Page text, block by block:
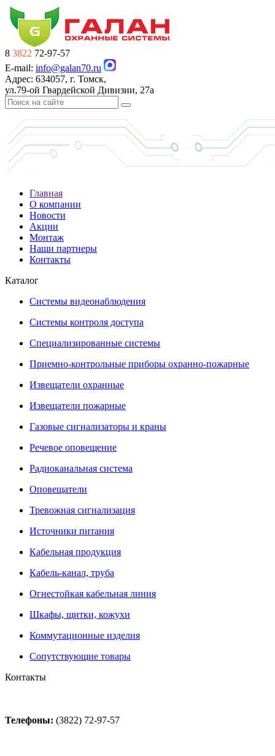
8 3822 72-97-57
E-mail: info@galan70.ru
Адрес: 634057, г. Томск,
ул.79-ой Гвардейской Дивизии, 27а
Главная
О компании
Новости
Акции
Монтаж
Наши партнеры
Контакты
Каталог
Системы видеонаблюдения
Системы контроля доступа
Специализированные системы
Приемно-контрольные приборы охранно-пожарные
Извещатели охранные
Извещатели пожарные
Газовые сигнализаторы и краны
Речевое оповещение
Радиоканальная система
Оповещатели
Тревожная сигнализация
Источники питания
Кабельная продукция
Кабель-канал, труба
Огнестойкая кабельная линия
Шкафы, щитки, кожухи
Коммутационные изделия
Сопутствующие товары
Контакты
Телефоны: (3822) 72-97-57